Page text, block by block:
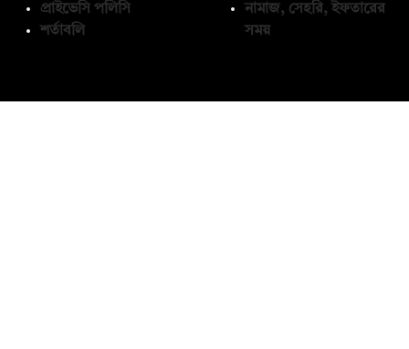
প্রাইভেসি পলিসি
শর্তাবলি
নামাজ, সেহরি, ইফতারের
সময়